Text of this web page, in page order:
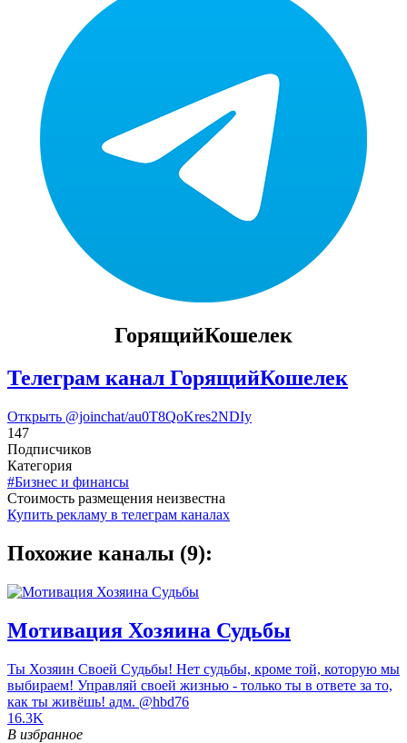
ГорящийКошелек
Телеграм канал ГорящийКошелек
Открыть @joinchat/au0T8QoKres2NDIy
147
Подписчиков
Категория
#Бизнес и финансы
Cтоимость размещения неизвестна
Купить рекламу в телеграм каналах
Похожие каналы (9):
Мотивация Хозяина Судьбы
Ты Хозяин Своей Судьбы! Нет судьбы, кроме той, которую мы
выбираем! Управляй своей жизнью - только ты в ответе за то,
как ты живёшь! адм. @hbd76
16.3K
В избранное